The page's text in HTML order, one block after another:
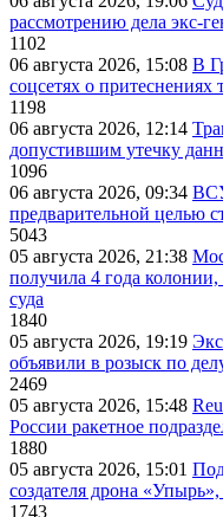
рассмотрению дела экс-
1102
06 августа 2026, 15:08 В
соцсетях о притеснениях
1198
06 августа 2026, 12:14
допустившим утечку
1096
06 августа 2026, 09:34
предварительной целью
5043
05 августа 2026, 21:38
получила 4 года
суда
1840
05 августа 2026, 19:19
объявили в розыск по
2469
05 августа 2026, 15:48
России ракетное
1880
05 августа 2026, 15:01
создателя дрона
1743